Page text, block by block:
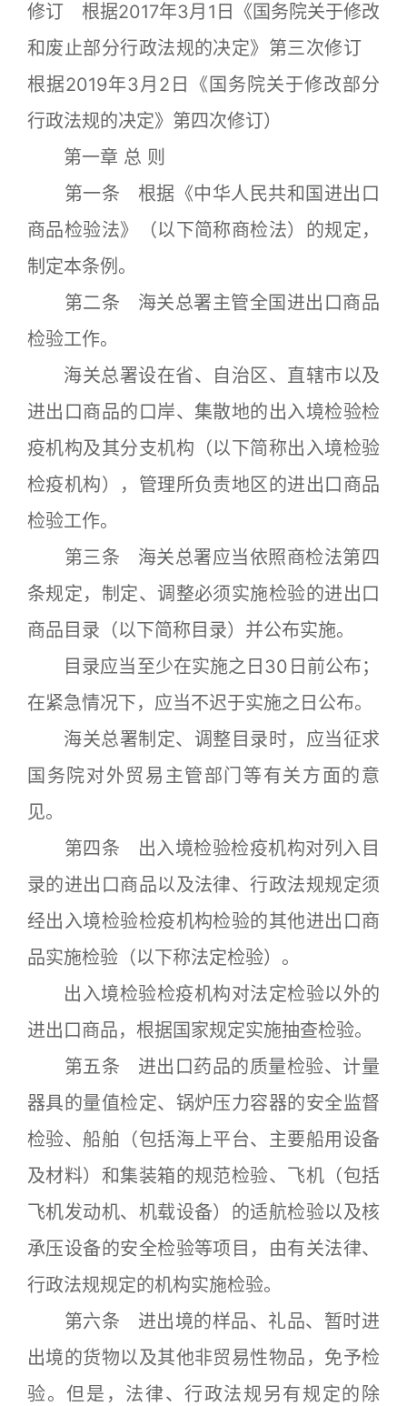
修订 根据2017年3月1日《国务院关于修改
和废止部分行政法规的决定》第三次修订
根据2019年3月2日《国务院关于修改部分
行政法规的决定》第四次修订）
第一章 总 则
第一条 根据《中华人民共和国进出口
商品检验法》（以下简称商检法）的规定，
制定本条例。
第二条 海关总署主管全国进出口商品
检验工作。
海关总署设在省、自治区、直辖市以及
进出口商品的口岸、集散地的出入境检验检
疫机构及其分支机构（以下简称出入境检验
检疫机构），管理所负责地区的进出口商品
检验工作。
第三条 海关总署应当依照商检法第四
条规定，制定、调整必须实施检验的进出口
商品目录（以下简称目录）并公布实施。
目录应当至少在实施之日30日前公布；
在紧急情况下，应当不迟于实施之日公布。
海关总署制定、调整目录时，应当征求
国务院对外贸易主管部门等有关方面的意
见。
第四条 出入境检验检疫机构对列入目
录的进出口商品以及法律、行政法规规定须
经出入境检验检疫机构检验的其他进出口商
品实施检验（以下称法定检验）。
出入境检验检疫机构对法定检验以外的
进出口商品，根据国家规定实施抽查检验。
第五条 进出口药品的质量检验、计量
器具的量值检定、锅炉压力容器的安全监督
检验、船舶（包括海上平台、主要船用设备
及材料）和集装箱的规范检验、飞机（包括
飞机发动机、机载设备）的适航检验以及核
承压设备的安全检验等项目，由有关法律、
行政法规规定的机构实施检验。
第六条 进出境的样品、礼品、暂时进
出境的货物以及其他非贸易性物品，免予检
验。但是，法律、行政法规另有规定的除